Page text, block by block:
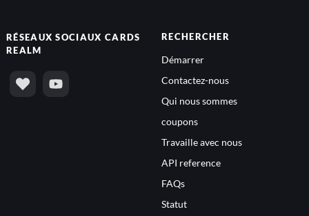
RÉSEAUX SOCIAUX CARDS
REALM
RECHERCHER
Démarrer
Contactez-nous
Qui nous sommes
coupons
Travaille avec nous
API reference
FAQs
Statut